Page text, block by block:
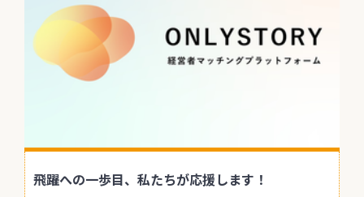
飛躍への一歩目、私たちが応援します！